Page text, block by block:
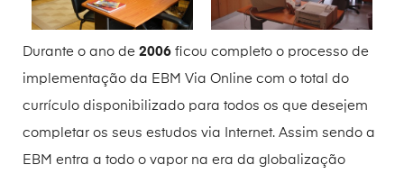
Durante o ano de 2006 ficou completo o processo de
implementação da EBM Via Online com o total do
currículo disponibilizado para todos os que desejem
completar os seus estudos via Internet. Assim sendo a
EBM entra a todo o vapor na era da globalização